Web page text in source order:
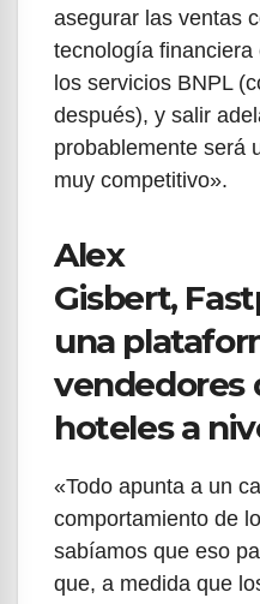
asegurar las ventas
tecnología
los servicios BNPL
después), y salir
probablemente será
muy competitivo».
Alex
Gisbert,
una
vendedores
hoteles a
«Todo apunta a un
comportamiento de
sabíamos que eso
que, a medida que